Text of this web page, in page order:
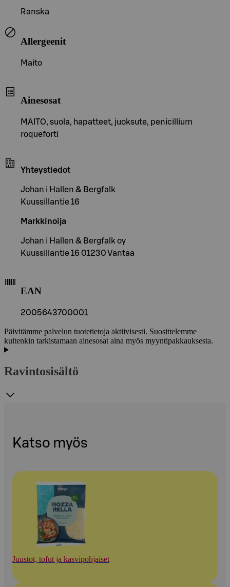
Ranska
Allergeenit
Maito
Ainesosat
MAITO, suola, hapatteet, juoksute, penicillium
roqueforti
Yhteystiedot
Johan i Hallen & Bergfalk
Kuussillantie 16
Markkinoija
Johan i Hallen & Bergfalk oy
Kuussillantie 16 01230 Vantaa
EAN
2005643700001
Päivitämme palvelun tuotetietoja aktiivisesti. Suosittelemme
kuitenkin tarkistamaan ainesosat aina myös myyntipakkauksesta.
Ravintosisältö
Katso myös
Juustot, tofut ja kasvipohjaiset